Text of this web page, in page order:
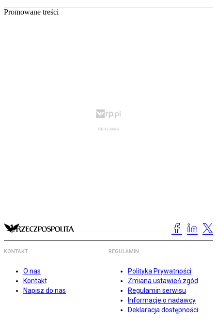
Promowane treści
KONTAKT
O nas
Kontakt
Napisz do nas
REGULAMIN
Polityka Prywatności
Zmiana ustawień zgód
Regulamin serwisu
Informacje o nadawcy
Deklaracja dostępności